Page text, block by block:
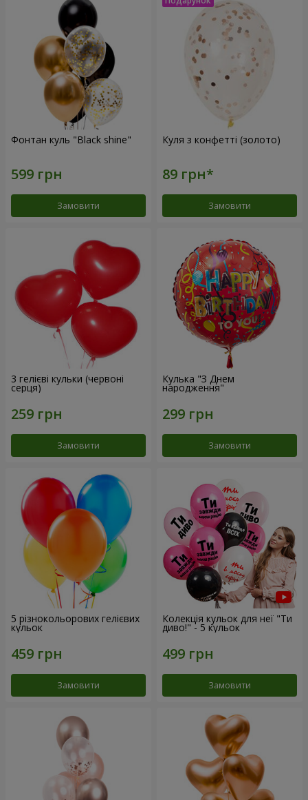
Фонтан куль "Black shine"
Замовити
Куля з конфетті (золото)
Замовити
3 гелієві кульки (червоні
серця)
Замовити
Кулька "З Днем
народження"
Замовити
5 різнокольорових гелієвих
кульок
Замовити
Колекція кульок для неї "Ти
диво!" - 5 кульок
Замовити